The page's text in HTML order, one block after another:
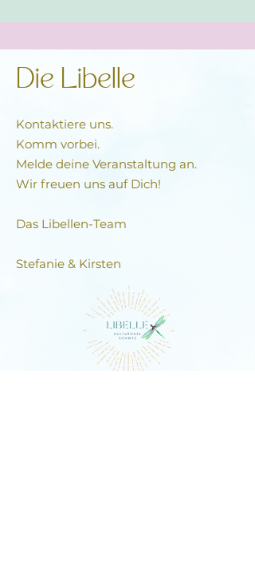
Die Libelle
Kontaktiere uns.
Komm vorbei.
Melde deine Veranstaltung an.
Wir freuen uns auf Dich!
Das Libellen-Team​
Stefanie & Kirsten